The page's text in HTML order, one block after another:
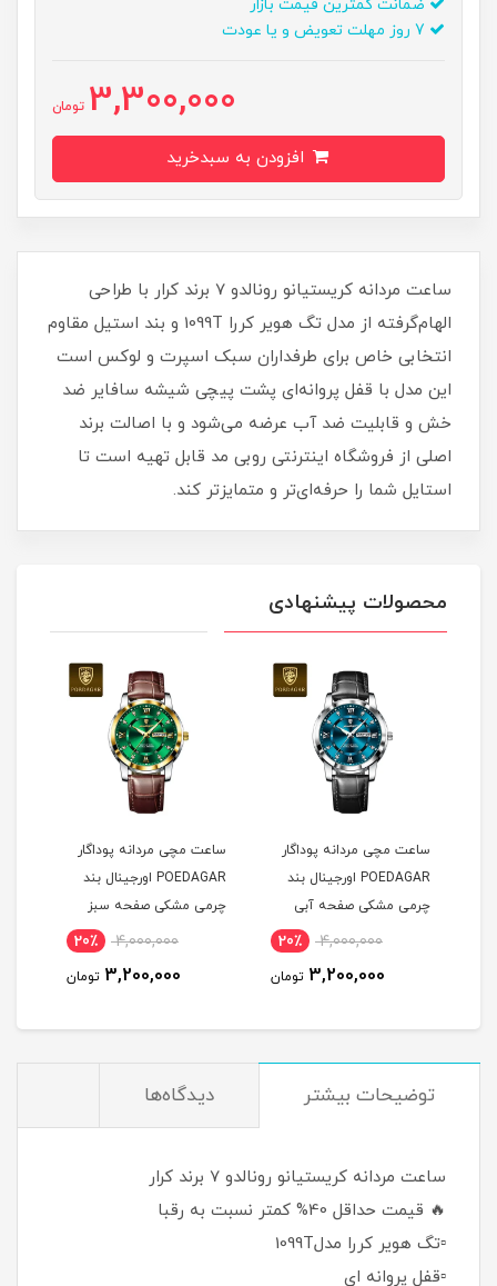
ضمانت کمترین قیمت بازار
3,300,000 تومان
ساعت مردانه کریستیانو رونالدو 7 برند کرار با طراحی
الهام‌گرفته از مدل تگ هویر کررا 1099T و بند استیل مقاوم
انتخابی خاص برای طرفداران سبک اسپرت و لوکس است
این مدل با قفل پروانه‌ای پشت پیچی شیشه سافایر ضد
خش و قابلیت ضد آب عرضه می‌شود و با اصالت برند
اصلی از فروشگاه اینترنتی روبی مد قابل تهیه است تا
استایل شما را حرفه‌ای‌تر و متمایزتر کند.
محصولات پیشنهادی
ساعت مچی مردانه پوداگار
POEDAGAR اورجينال بند
چرمی مشکی صفحه آبی
نسخه اروپايی4,000,000 20٪
3,200,000 تومان
ساعت مچی مردانه پوداگار
POEDAGAR اورجينال بند
چرمی مشکی صفحه سبز
نسخه اروپايی4,000,000 20٪
3,200,000 تومان
توضیحات بیشتر دیدگاه‌ها
ساعت مردانه کریستیانو رونالدو 7 برند کرار
🔥 قیمت حداقل 40% کمتر نسبت به رقبا
▫️تگ هویر کررا مدل1099T
▫️قفل پروانه ای